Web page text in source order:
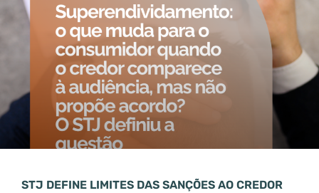
STJ DEFINE LIMITES DAS SANÇÕES AO CREDOR